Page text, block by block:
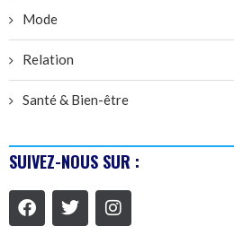
Mode
Relation
Santé & Bien-être
SUIVEZ-NOUS SUR :